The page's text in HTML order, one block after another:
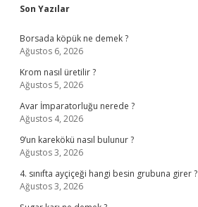
Sidebar
Son Yazılar
Borsada köpük ne demek ?
Ağustos 6, 2026
Krom nasıl üretilir ?
Ağustos 5, 2026
Avar İmparatorluğu nerede ?
Ağustos 4, 2026
9’un karekökü nasıl bulunur ?
Ağustos 3, 2026
4. sınıfta ayçiçeği hangi besin grubuna girer ?
Ağustos 3, 2026